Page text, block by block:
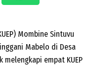
Mombine Sintuvu
Mabelo di Desa
melengkapi empat KUEP